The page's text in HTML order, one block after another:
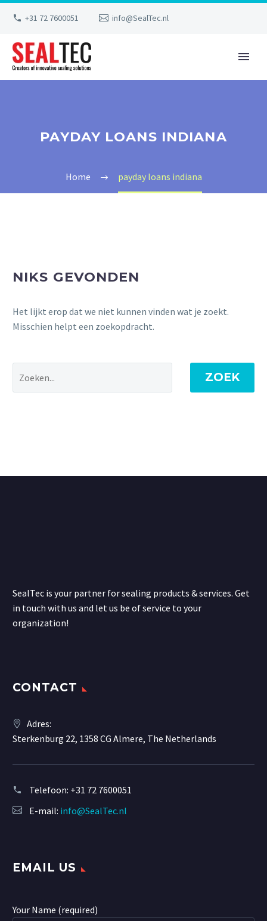
+31 72 7600051 info@SealTec.nl
PAYDAY LOANS INDIANA
Home payday loans indiana
NIKS GEVONDEN
Het lijkt erop dat we niet kunnen vinden wat je zoekt.
Misschien helpt een zoekopdracht.
ZOEK
SealTec is your partner for sealing products & services. Get
in touch with us and let us be of service to your
organization!
CONTACT
Adres:
Sterkenburg 22, 1358 CG Almere, The Netherlands
Telefoon: +31 72 7600051
E-mail: info@SealTec.nl
EMAIL US
Your Name (required)